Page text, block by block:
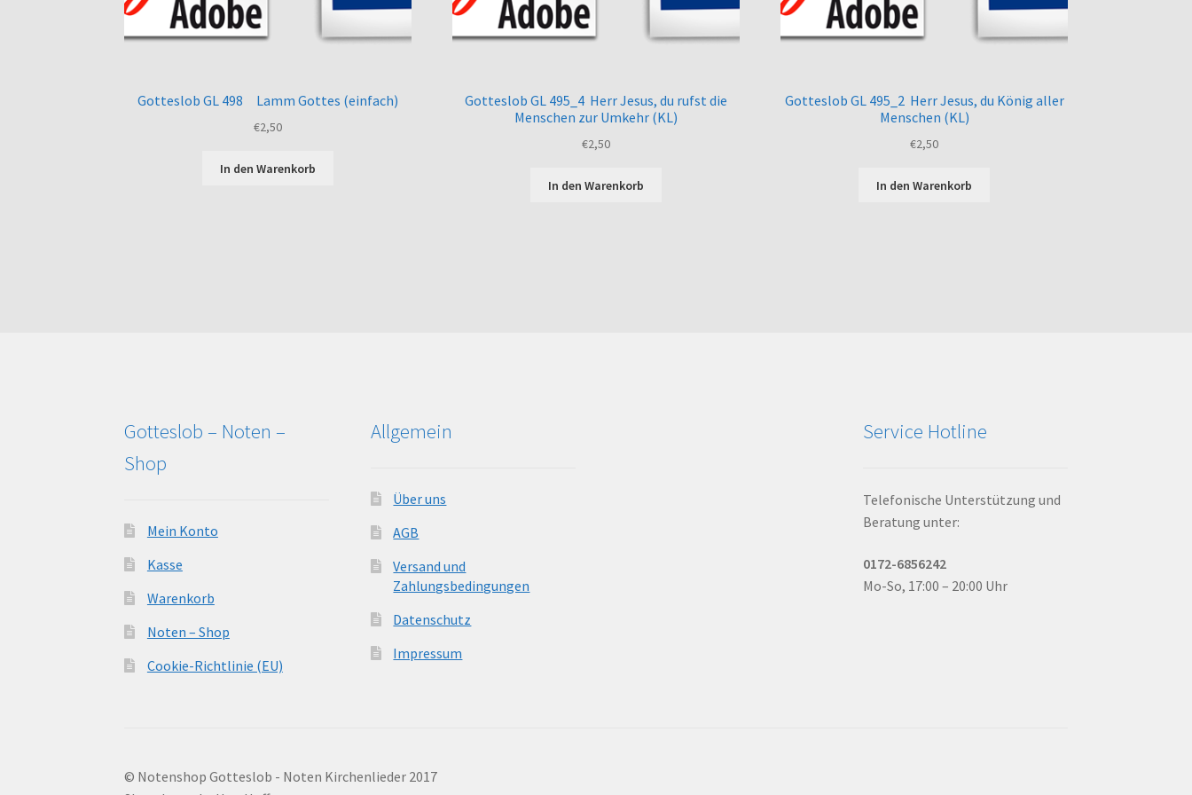
Gotteslob GL 498 Lamm Gottes (einfach)
€2,50
In den Warenkorb
Gotteslob GL 495_4 Herr Jesus, du rufst die
Menschen zur Umkehr (KL)
€2,50
In den Warenkorb
Gotteslob GL 495_2 Herr Jesus, du König aller
Menschen (KL)
€2,50
In den Warenkorb
Gotteslob – Noten –
Shop
Mein Konto
Kasse
Warenkorb
Noten – Shop
Cookie-Richtlinie (EU)
Allgemein
Über uns
AGB
Versand und
Zahlungsbedingungen
Datenschutz
Impressum
Service Hotline
Telefonische Unterstützung und
Beratung unter:
0172-6856242
Mo-So, 17:00 – 20:00 Uhr
© Notenshop Gotteslob - Noten Kirchenlieder 2017